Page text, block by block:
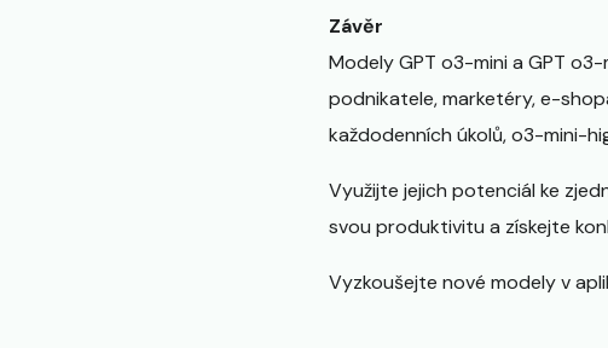
Závěr
Modely GPT o3-mini a GPT
podnikatele, marketéry, e-
každodenních úkolů, o3-mini-
Využijte jejich potenciál ke
svou produktivitu a získejte
Vyzkoušejte nové modely v